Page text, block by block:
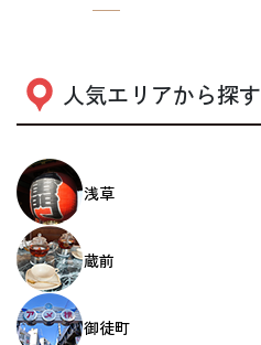
人気エリアから探す
浅草
蔵前
御徒町